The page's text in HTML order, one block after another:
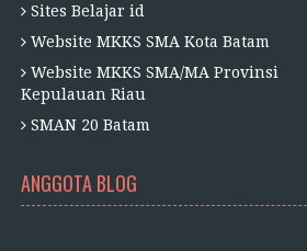
Sites Belajar id
Website MKKS SMA Kota Batam
Website MKKS SMA/MA Provinsi
Kepulauan Riau
SMAN 20 Batam
ANGGOTA BLOG